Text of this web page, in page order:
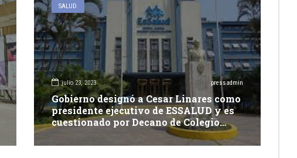
SALUD
julio 23, 2023 pressadmin
Gobierno designó a Cesar Linares como
presidente ejecutivo de ESSALUD y es
cuestionado por Decano de Colegio